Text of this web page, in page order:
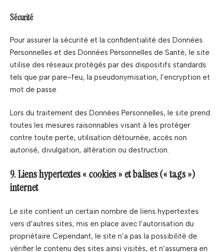
Sécurité
Pour assurer la sécurité et la confidentialité des Données
Personnelles et des Données Personnelles de Santé, le site
utilise des réseaux protégés par des dispositifs standards
tels que par pare-feu, la pseudonymisation, l’encryption et
mot de passe.
Lors du traitement des Données Personnelles, le site prend
toutes les mesures raisonnables visant à les protéger
contre toute perte, utilisation détournée, accès non
autorisé, divulgation, altération ou destruction.
9. Liens hypertextes « cookies » et balises (« tags »)
internet
Le site contient un certain nombre de liens hypertextes
vers d’autres sites, mis en place avec l’autorisation du
propriétaire Cependant, le site n’a pas la possibilité de
vérifier le contenu des sites ainsi visités, et n’assumera en